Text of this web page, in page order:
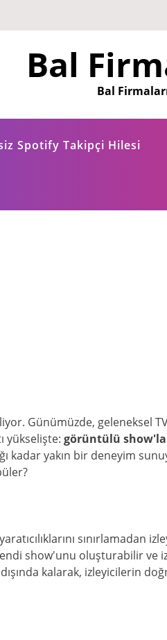
Bal
Bal
Spotify Takipçi Hilesi
Günümüzde, geleneksel
yükselişte: görüntülü
kadar yakın bir deneyim
sınırlamadan
show'unu oluşturabilir ve
kalarak, izleyicilerin